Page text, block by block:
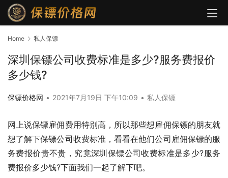
Home 私人保镖
深圳保镖公司收费标准是多少?服务费报价
多少钱?
保镖价格网 • 2021年7月19日 下午10:09 • 私人保镖
网上说保镖雇佣费用特别高，所以那些想雇佣保镖的朋友就
想了解下保镖公司收费标准，看看在他们公司雇佣保镖的服
务费报价贵不贵，究竟深圳保镖公司收费标准是多少?服务
费报价多少钱?下面我们一起了解下吧。